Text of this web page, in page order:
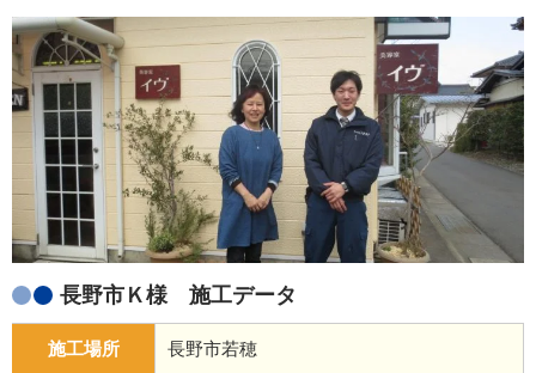
長野市Ｋ様 施工データ
施工場所 長野市若穂